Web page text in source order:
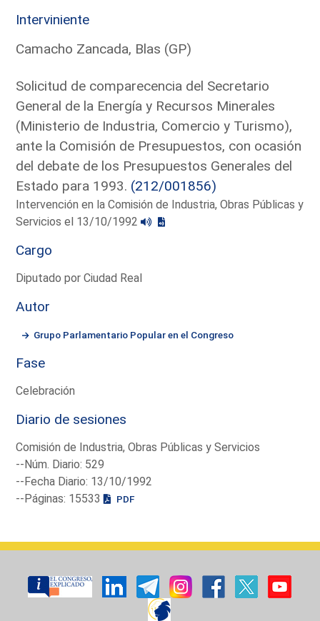
Interviniente
Camacho Zancada, Blas (GP)
Solicitud de comparecencia del Secretario
General de la Energía y Recursos Minerales
(Ministerio de Industria, Comercio y Turismo),
ante la Comisión de Presupuestos, con ocasión
del debate de los Presupuestos Generales del
Estado para 1993. (212/001856)
Intervención en la Comisión de Industria, Obras Públicas y
Servicios el 13/10/1992
Cargo
Diputado por Ciudad Real
Autor
Grupo Parlamentario Popular en el Congreso
Fase
Celebración
Diario de sesiones
Comisión de Industria, Obras Públicas y Servicios
--Núm. Diario: 529
--Fecha Diario: 13/10/1992
--Páginas: 15533
PDF